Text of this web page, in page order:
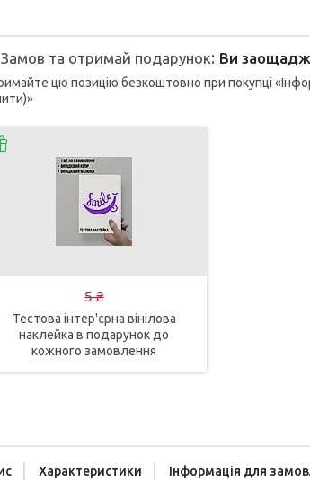
Замов та отримай подарунок Ви
цю позицію безкоштовно при покупці
5 ₴
Тестова інтер'єрна вінілова
наклейка в подарунок до
кожного замовлення
Характеристики Інформація для